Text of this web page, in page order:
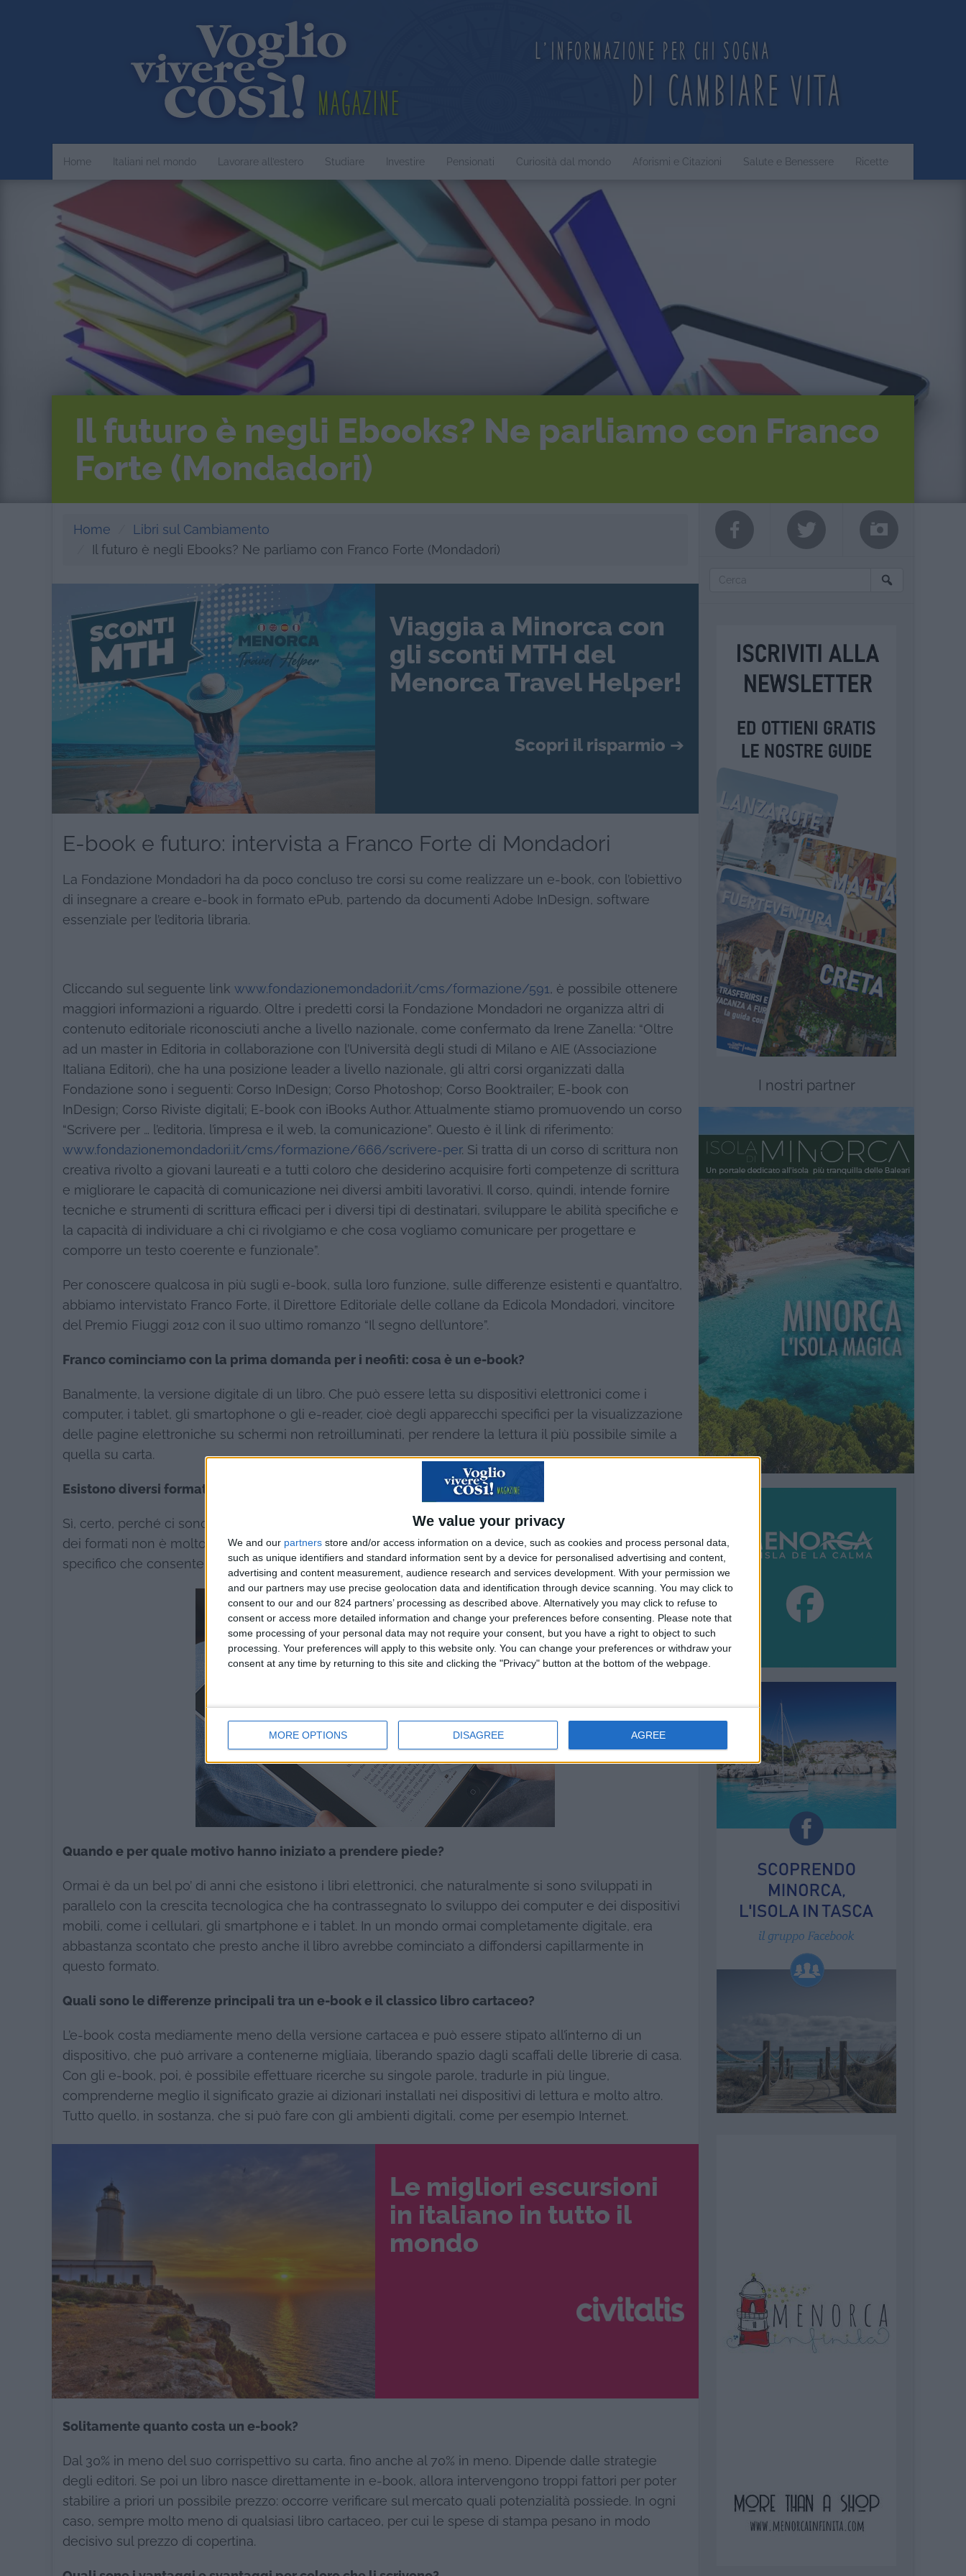
We value your privacy
We and our partners store and/or access information on a device, such as cookies and process personal data,
such as unique identifiers and standard information sent by a device for personalised advertising and content,
advertising and content measurement, audience research and services development. With your permission we
and our partners may use precise geolocation data and identification through device scanning. You may click to
consent to our and our 824 partners’ processing as described above. Alternatively you may click to refuse to
consent or access more detailed information and change your preferences before consenting.
Please note that
some processing of your personal data may not require your consent, but you have a right to object to such
processing. Your preferences will apply to this website only. You can change your preferences or withdraw your
consent at any time by returning to this site and clicking the "Privacy" button at the bottom of the webpage.
MORE OPTIONS DISAGREE AGREE
Magazine
L'informazione per chi sogna
di cambiare vita
Home Italiani nel mondo Lavorare all’estero Studiare Investire Pensionati Curiosità dal mondo Aforismi e Citazioni Salute e Benessere Ricette
Il futuro è negli Ebooks? Ne parliamo con Franco
Forte (Mondadori)
Home
Libri sul Cambiamento
Il futuro è negli Ebooks? Ne parliamo con Franco Forte (Mondadori)
Viaggia a Minorca con
gli sconti MTH del
Menorca Travel Helper!
Scopri il risparmio ➔
E-book e futuro: intervista a Franco Forte di Mondadori
La Fondazione Mondadori ha da poco concluso tre corsi su come realizzare un e-book, con l’obiettivo
di insegnare a creare e-book in formato ePub, partendo da documenti Adobe InDesign, software
essenziale per l’editoria libraria.
Cliccando sul seguente link www.fondazionemondadori.it/cms/formazione/591, è possibile ottenere
maggiori informazioni a riguardo. Oltre i predetti corsi la Fondazione Mondadori ne organizza altri di
contenuto editoriale riconosciuti anche a livello nazionale, come confermato da Irene Zanella: “Oltre
ad un master in Editoria in collaborazione con l’Università degli studi di Milano e AIE (Associazione
Italiana Editori), che ha una posizione leader a livello nazionale, gli altri corsi organizzati dalla
Fondazione sono i seguenti: Corso InDesign; Corso Photoshop; Corso Booktrailer; E-book con
InDesign; Corso Riviste digitali; E-book con iBooks Author. Attualmente stiamo promuovendo un corso
“Scrivere per … l’editoria, l’impresa e il web, la comunicazione”. Questo è il link di riferimento:
www.fondazionemondadori.it/cms/formazione/666/scrivere-per. Si tratta di un corso di scrittura non
creativa rivolto a giovani laureati e a tutti coloro che desiderino acquisire forti competenze di scrittura
e migliorare le capacità di comunicazione nei diversi ambiti lavorativi. Il corso, quindi, intende fornire
tecniche e strumenti di scrittura efficaci per i diversi tipi di destinatari, sviluppare le abilità specifiche e
la capacità di individuare a chi ci rivolgiamo e che cosa vogliamo comunicare per progettare e
comporre un testo coerente e funzionale”.
Per conoscere qualcosa in più sugli e-book, sulla loro funzione, sulle differenze esistenti e quant’altro,
abbiamo intervistato Franco Forte, il Direttore Editoriale delle collane da Edicola Mondadori, vincitore
del Premio Fiuggi 2012 con il suo ultimo romanzo “Il segno dell’untore”.
Franco cominciamo con la prima domanda per i neofiti: cosa è un e-book?
Banalmente, la versione digitale di un libro. Che può essere letta su dispositivi elettronici come i
computer, i tablet, gli smartophone o gli e-reader, cioè degli apparecchi specifici per la visualizzazione
delle pagine elettroniche su schermi non retroilluminati, per rendere la lettura il più possibile simile a
quella su carta.
Esistono diversi formati?
Sì, certo, perché ci sono dispositivi diversi che lo richiedono. Dal PDF all’epub, addentrarsi nella giungla
dei formati non è molto semplice. Diciamo che in base al dispositivo che si possiede c’è un formato
specifico che consente agli e-book di essere letti e gestiti.
Quando e per quale motivo hanno iniziato a prendere piede?
Ormai è da un bel po’ di anni che esistono i libri elettronici, che naturalmente si sono sviluppati in
parallelo con la crescita tecnologica che ha contrassegnato lo sviluppo dei computer e dei dispositivi
mobili, come i cellulari, gli smartphone e i tablet. In un mondo ormai completamente digitale, era
abbastanza scontato che presto anche il libro avrebbe cominciato a diffondersi capillarmente in
questo formato.
Quali sono le differenze principali tra un e-book e il classico libro cartaceo?
L’e-book costa mediamente meno della versione cartacea e può essere stipato all’interno di un
dispositivo, che può arrivare a contenerne migliaia, liberando spazio dagli scaffali delle librerie di casa.
Con gli e-book, poi, è possibile effettuare ricerche su singole parole, tradurle in più lingue,
comprenderne meglio il significato grazie ai dizionari installati nei dispositivi di lettura e molto altro.
Tutto quello, in sostanza, che si può fare con gli ambienti digitali, come per esempio Internet.
Le migliori escursioni
in italiano in tutto il
mondo
Solitamente quanto costa un e-book?
Dal 30% in meno del suo corrispettivo su carta, fino anche al 70% in meno. Dipende dalle strategie
degli editori. Se poi un libro nasce direttamente in e-book, allora intervengono troppi fattori per poter
stabilire a priori un possibile prezzo: occorre verificare sul mercato quali potenzialità possiede. In ogni
caso, sempre molto meno di qualsiasi libro cartaceo, per cui le spese di stampa pesano in modo
decisivo sul prezzo di copertina.
I nostri partner